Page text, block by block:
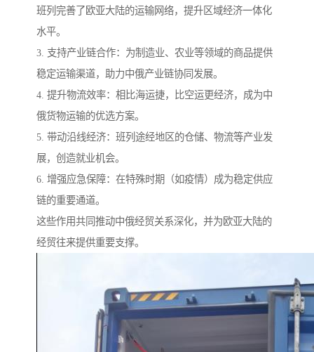
班列完善了欧亚大陆的运输网络，提升区域经济一体化
水平。
3. 支持产业链合作：为制造业、农业等领域的商品提供
稳定运输渠道，助力中俄产业链协同发展。
4. 提升物流效率：相比海运捷，比空运更经济，成为中
俄货物运输的优选方案。
5. 带动沿线经济：班列途经地区的仓储、物流等产业发
展，创造就业机会。
6. 增强应急保障：在特殊时期（如疫情）成为稳定供应
链的重要通道。
这些作用共同推动中俄经贸关系深化，并为欧亚大陆的
经贸往来提供重要支撑。